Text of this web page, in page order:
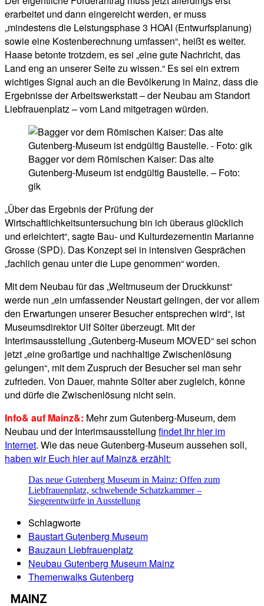
erarbeitet und dann eingereicht werden, er muss
„mindestens die Leistungsphase 3 HOAI (Entwurfsplanung)
sowie eine Kostenberechnung umfassen“, heißt es weiter.
Haase betonte trotzdem, es sei „eine gute Nachricht, das
Land eng an unserer Seite zu wissen.“ Es sei ein extrem
wichtiges Signal auch an die Bevölkerung in Mainz, dass die
Ergebnisse der Arbeitswerkstatt – der Neubau am Standort
Liebfrauenplatz – vom Land mitgetragen würden.
Bagger vor dem Römischen Kaiser: Das alte
Gutenberg-Museum ist endgültig Baustelle. – Foto:
gik
„Über das Ergebnis der Prüfung der
Wirtschaftlichkeitsuntersuchung bin ich überaus glücklich
und erleichtert“, sagte Bau- und Kulturdezernentin Marianne
Grosse (SPD). Das Konzept sei in intensiven Gesprächen
„fachlich genau unter die Lupe genommen“ worden.
Mit dem Neubau für das „Weltmuseum der Druckkunst“
werde nun „ein umfassender Neustart gelingen, der vor allem
den Erwartungen unserer Besucher entsprechen wird“, ist
Museumsdirektor Ulf Sölter überzeugt. Mit der
Interimsausstellung „Gutenberg-Museum MOVED“ sei schon
jetzt „eine großartige und nachhaltige Zwischenlösung
gelungen“, mit dem Zuspruch der Besucher sei man sehr
zufrieden. Von Dauer, mahnte Sölter aber zugleich, könne
und dürfe die Zwischenlösung nicht sein.
Info& auf Mainz&: Mehr zum Gutenberg-Museum, dem
Neubau und der Interimsausstellung findet Ihr hier im
Internet. Wie das neue Gutenberg-Museum aussehen soll,
haben wir Euch hier auf Mainz& erzählt:
Das neue Gutenberg Museum in Mainz: Offen zum
Liebfrauenplatz, schwebende Schatzkammer –
Siegerentwürfe in Ausstellung
Schlagworte
Baustart Gutenberg Museum
Bauzaun Liebfrauenplatz
Neubau Gutenberg Museum Mainz
Themenwalks Gutenberg
MAINZ